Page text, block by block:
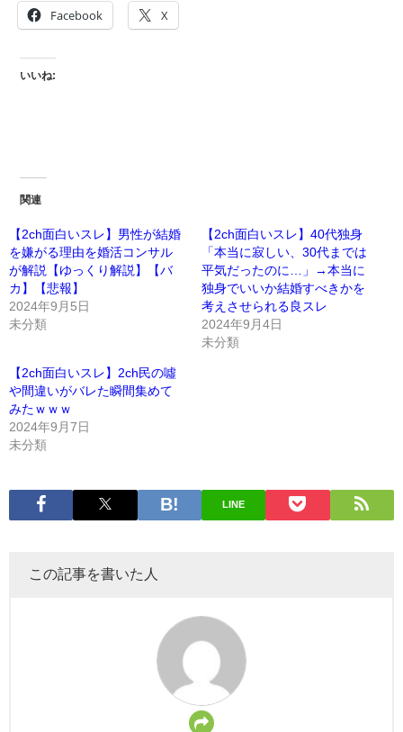
Facebook X
いいね:
関連
【2ch面白いスレ】男性が結婚
を嫌がる理由を婚活コンサル
が解説【ゆっくり解説】【バ
カ】【悲報】
2024年9月5日
未分類
【2ch面白いスレ】40代独身
「本当に寂しい、30代までは
平気だったのに…」→本当に
独身でいいか結婚すべきかを
考えさせられる良スレ
2024年9月4日
未分類
【2ch面白いスレ】2ch民の噓
や間違いがバレた瞬間集めて
みたｗｗｗ
2024年9月7日
未分類
LINE
この記事を書いた人